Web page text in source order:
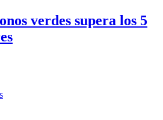
verdes supera los 5